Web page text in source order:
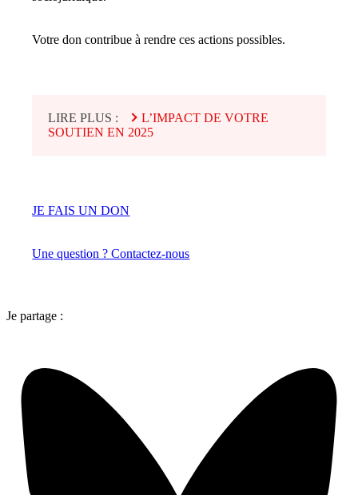
Votre don contribue à rendre ces actions possibles.
LIRE PLUS :
L’IMPACT DE VOTRE
SOUTIEN EN 2025
JE FAIS UN DON
Une question ? Contactez-nous
Je partage :